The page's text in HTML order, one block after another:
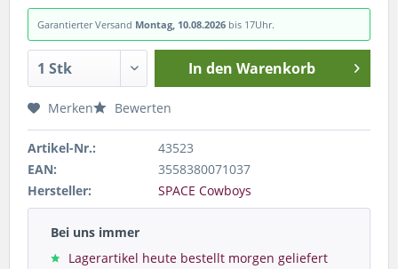
Garantierter Versand Montag, 10.08.2026 bis 17Uhr.
In den Warenkorb
Merken Bewerten
Artikel-Nr.:
43523
EAN:
3558380071037
Hersteller:
SPACE Cowboys
Bei uns immer
Lagerartikel heute bestellt morgen geliefert